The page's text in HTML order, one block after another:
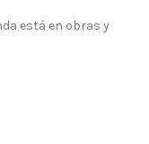
está en obras y